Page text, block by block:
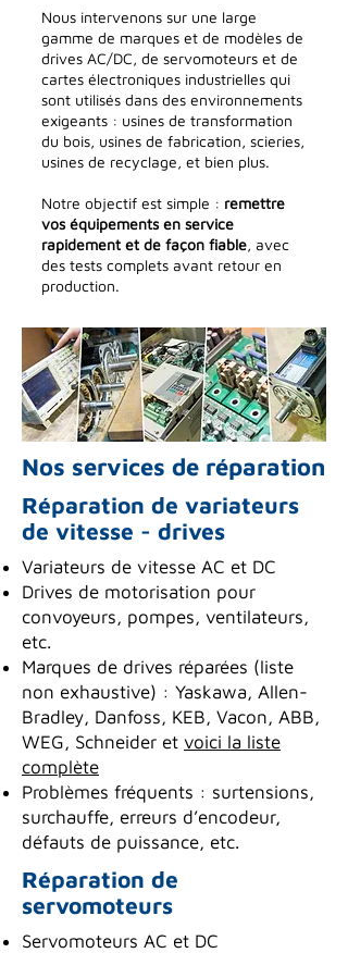
Nous intervenons sur une large
gamme de marques et de modèles de
drives AC/DC, de servomoteurs et de
cartes électroniques industrielles qui
sont utilisés dans des environnements
exigeants : usines de transformation
du bois, usines de fabrication, scieries,
usines de recyclage, et bien plus.
Notre objectif est simple : remettre
vos équipements en service
rapidement et de façon fiable, avec
des tests complets avant retour en
production.
Nos services de réparation
Réparation de variateurs
de vitesse - drives
Variateurs de vitesse AC et DC
Drives de motorisation pour
convoyeurs, pompes, ventilateurs,
etc.
Marques de drives réparées (liste
non exhaustive) : Yaskawa, Allen-
Bradley, Danfoss, KEB, Vacon, ABB,
WEG, Schneider et voici la liste
complète
Problèmes fréquents : surtensions,
surchauffe, erreurs d’encodeur,
défauts de puissance, etc.
Réparation de
servomoteurs
Servomoteurs AC et DC